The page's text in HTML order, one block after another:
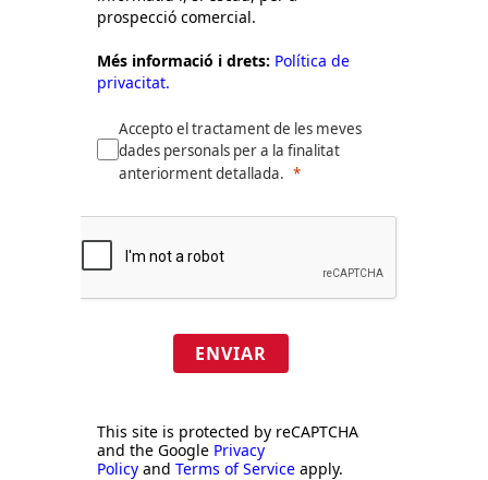
prospecció comercial.
Més informació i drets: Política de
privacitat.
Accepto el tractament de les meves
dades personals per a la finalitat
anteriorment detallada.
ENVIAR
This site is protected by reCAPTCHA
and the Google Privacy
Policy and Terms of Service apply.